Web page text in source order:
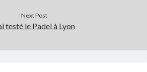
Next Post
testé le Padel à Lyon